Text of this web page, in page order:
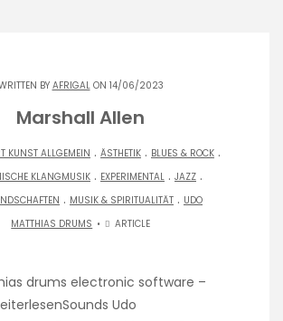
BYAFRIGALON 14/06/2023
Marshall Allen
KUNST ALLGEMEIN . ÄSTHETIK . BLUES & ROCK .
KLANGMUSIK . EXPERIMENTAL . JAZZ .
. MUSIK & SPIRITUALITÄT . UDO
MATTHIAS DRUMS
ARTICLE
drums electronic software –
Udo